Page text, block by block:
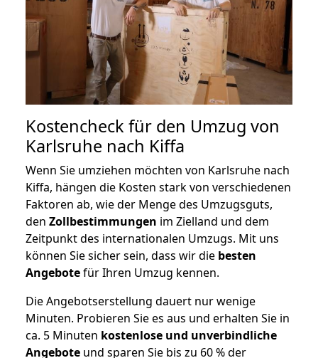
Kostencheck für den Umzug von
Karlsruhe nach Kiffa
Wenn Sie umziehen möchten von Karlsruhe nach
Kiffa, hängen die Kosten stark von verschiedenen
Faktoren ab, wie der Menge des Umzugsguts,
den Zollbestimmungen im Zielland und dem
Zeitpunkt des internationalen Umzugs. Mit uns
können Sie sicher sein, dass wir die besten
Angebotefür Ihren Umzug kennen.
Die Angebotserstellung dauert nur wenige
Minuten. Probieren Sie es aus und erhalten Sie in
ca. 5 Minuten kostenlose und unverbindliche
Angebote und sparen Sie bis zu 60 % der